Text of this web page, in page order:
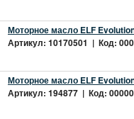
Моторное масло ELF
Артикул: 10170501 | Код:
Моторное масло ELF
Артикул: 194877 | Код: